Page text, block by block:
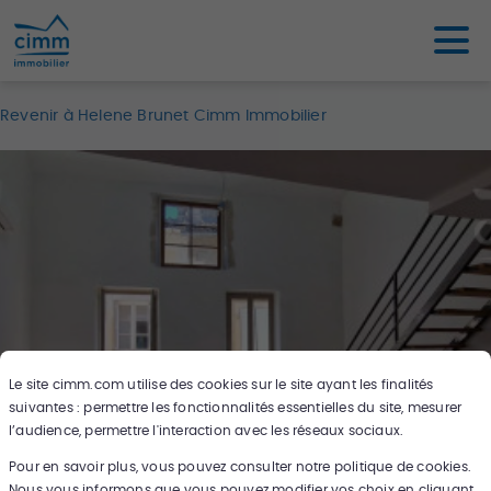
Le site cimm.comutilise des cookies sur le site ayant les finalités
suivantes : permettre les fonctionnalités essentielles du site, mesurer
l’audience, permettre l'interaction avec les réseaux sociaux.
Pour en savoir plus, vous pouvez consulter notre politique de cookies.
Revenir à Helene Brunet Cimm Immobilier
15photos